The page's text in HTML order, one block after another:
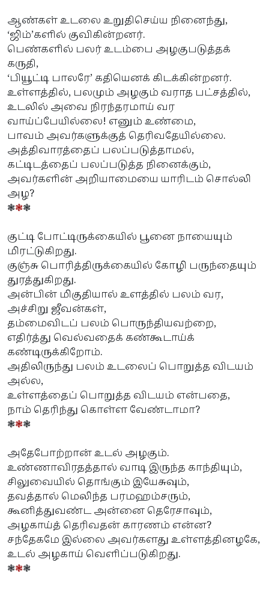
ஆண்கள் உடலை உறுதிசெய்ய நினைந்து,
‘ஜிம்’களில் குவிகின்றனர்.
பெண்களில் பலர் உடம்பை அழகுபடுத்தக்
கருதி,
‘பியூட்டி பாலரே’ கதியெனக் கிடக்கின்றனர்.
உள்ளத்தில், பலமும் அழகும் வராத பட்சத்தில்,
உடலில் அவை நிரந்தரமாய் வர
வாய்ப்பேயில்லை! எனும் உண்மை,
பாவம் அவர்களுக்குத் தெரிவதேயில்லை.
அத்திவாரத்தைப் பலப்படுத்தாமல்,
கட்டிடத்தைப் பலப்படுத்த நினைக்கும்,
அவர்களின் அறியாமையை யாரிடம் சொல்லி
அழ?
❃❃❃
குட்டி போட்டிருக்கையில் பூனை நாயையும்
மிரட்டுகிறது.
குஞ்சு பொரித்திருக்கையில் கோழி பருந்தையும்
துரத்துகிறது.
அன்பின் மிகுதியால் உளத்தில் பலம் வர,
அச்சிறு ஜீவன்கள்,
தம்மைவிடப் பலம் பொருந்தியவற்றை,
எதிர்த்து வெல்வதைக் கண்கூடாய்க்
கண்டிருக்கிறோம்.
அதிலிருந்து பலம் உடலைப் பொறுத்த விடயம்
அல்ல,
உள்ளத்தைப் பொறுத்த விடயம் என்பதை,
நாம் தெரிந்து கொள்ள வேண்டாமா?
❃❃❃
அதேபோற்றான் உடல் அழகும்.
உண்ணாவிரதத்தால் வாடி இருந்த காந்தியும்,
சிலுவையில் தொங்கும் இயேசுவும்,
தவத்தால் மெலிந்த பரமஹம்சரும்,
கூனித்துவண்ட அன்னை தெரேசாவும்,
அழகாய்த் தெரிவதன் காரணம் என்ன?
சந்தேகமே இல்லை அவர்களது உள்ளத்தினழகே,
உடல் அழகாய் வெளிப்படுகிறது.
❃❃❃